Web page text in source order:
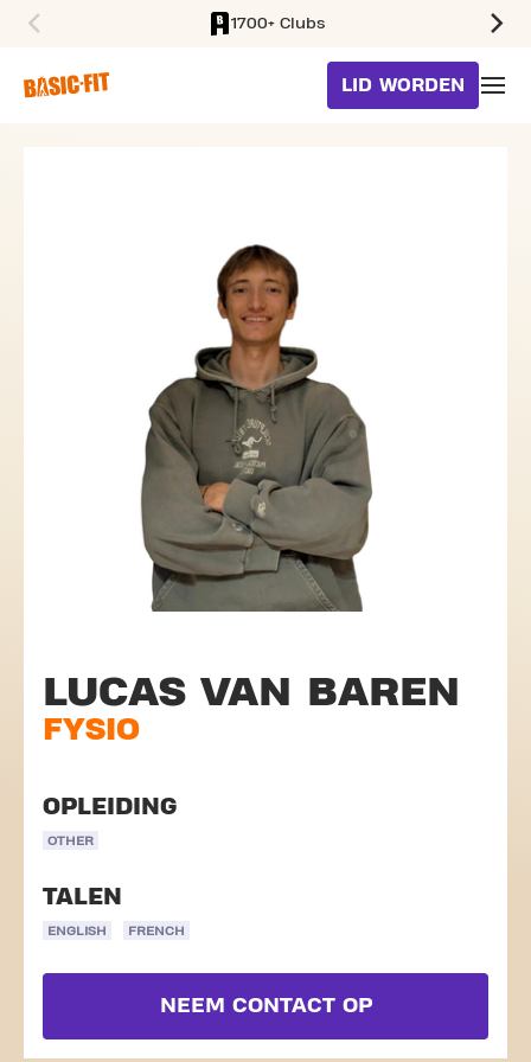
1700+ Clubs
LID WORDEN
LUCAS VAN BAREN
FYSIO
OPLEIDING
OTHER
TALEN
ENGLISH FRENCH
NEEM CONTACT OP